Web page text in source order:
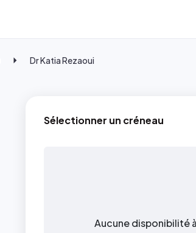
Dr Katia Rezaoui
Sélectionner un créneau
Aucune disponibilité